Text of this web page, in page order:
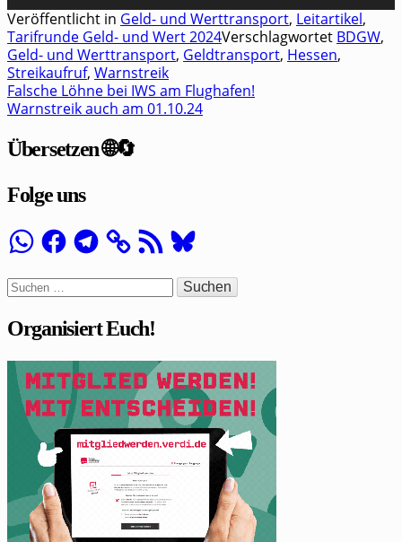
Veröffentlicht in Geld- und Werttransport, Leitartikel,
Tarifrunde Geld- und Wert 2024Verschlagwortet BDGW,
Geld- und Werttransport, Geldtransport, Hessen,
Streikaufruf, Warnstreik
Beitragsnavigation
Falsche Löhne bei IWS am Flughafen!
Warnstreik auch am 01.10.24
Übersetzen 🌐🔄
Folge uns
WhatsApp
FacebookTelegram RSS-
Feed
Bluesky
Suchen
nach:
Organisiert Euch!